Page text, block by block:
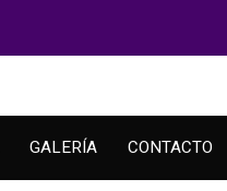
GALERÍA CONTACTO